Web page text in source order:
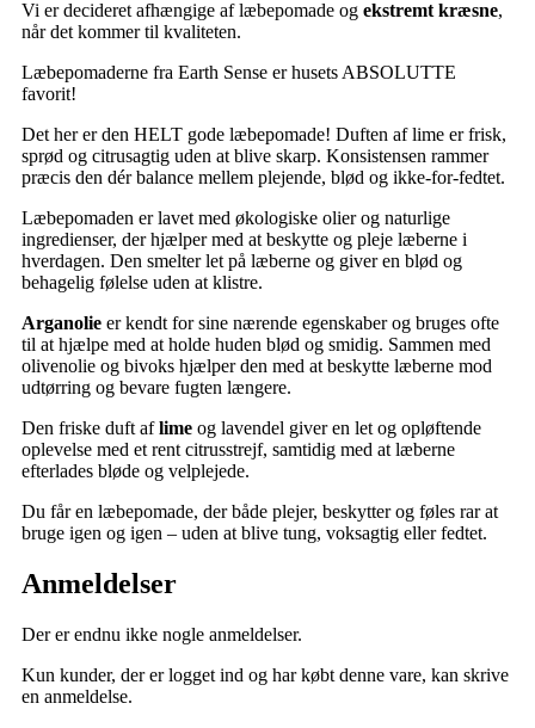
Vi er decideret afhængige af læbepomade og ekstremt kræsne,
når det kommer til kvaliteten.
Læbepomaderne fra Earth Sense er husets ABSOLUTTE
favorit!
Det her er den HELT gode læbepomade! Duften af lime er frisk,
sprød og citrusagtig uden at blive skarp. Konsistensen rammer
præcis den dér balance mellem plejende, blød og ikke-for-fedtet.
Læbepomaden er lavet med økologiske olier og naturlige
ingredienser, der hjælper med at beskytte og pleje læberne i
hverdagen. Den smelter let på læberne og giver en blød og
behagelig følelse uden at klistre.
Arganolie er kendt for sine nærende egenskaber og bruges ofte
til at hjælpe med at holde huden blød og smidig. Sammen med
olivenolie og bivoks hjælper den med at beskytte læberne mod
udtørring og bevare fugten længere.
Den friske duft aflime og lavendel giver en let og opløftende
oplevelse med et rent citrusstrejf, samtidig med at læberne
efterlades bløde og velplejede.
Du får en læbepomade, der både plejer, beskytter og føles rar at
bruge igen og igen – uden at blive tung, voksagtig eller fedtet.
Anmeldelser
Der er endnu ikke nogle anmeldelser.
Kun kunder, der er logget ind og har købt denne vare, kan skrive
en anmeldelse.